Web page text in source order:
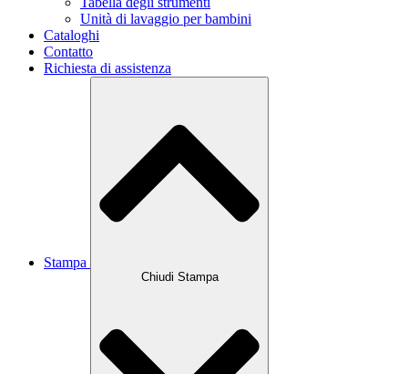
Unità di lavaggio per bambini
Cataloghi
Contatto
Richiesta di assistenza
Stampa
Chiudi Stampa